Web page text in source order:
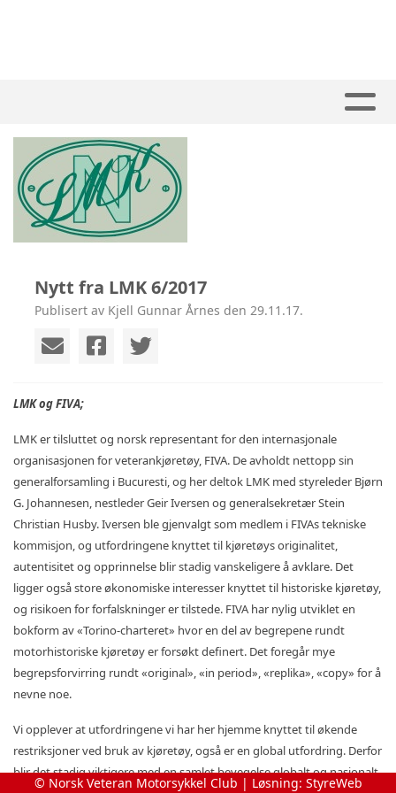
Nytt fra LMK 6/2017
Publisert av Kjell Gunnar Årnes den 29.11.17.
LMK og FIVA;
LMK er tilsluttet og norsk representant for den internasjonale
organisasjonen for veterankjøretøy, FIVA. De avholdt nettopp sin
generalforsamling i Bucuresti, og her deltok LMK med styreleder Bjørn
G. Johannesen, nestleder Geir Iversen og generalsekretær Stein
Christian Husby. Iversen ble gjenvalgt som medlem i FIVAs tekniske
kommisjon, og utfordringene knyttet til kjøretøys originalitet,
autentisitet og opprinnelse blir stadig vanskeligere å avklare. Det
ligger også store økonomiske interesser knyttet til historiske kjøretøy,
og risikoen for forfalskninger er tilstede. FIVA har nylig utviklet en
bokform av «Torino-charteret» hvor en del av begrepene rundt
motorhistoriske kjøretøy er forsøkt definert. Det foregår mye
begrepsforvirring rundt «original», «in period», «replika», «copy» for å
nevne noe.
Vi opplever at utfordringene vi har her hjemme knyttet til økende
restriksjoner ved bruk av kjøretøy, også er en global utfordring. Derfor
blir det stadig viktigere med en samlet bevegelse globalt og nasjonalt
© Norsk Veteran Motorsykkel Club | Løsning: StyreWeb